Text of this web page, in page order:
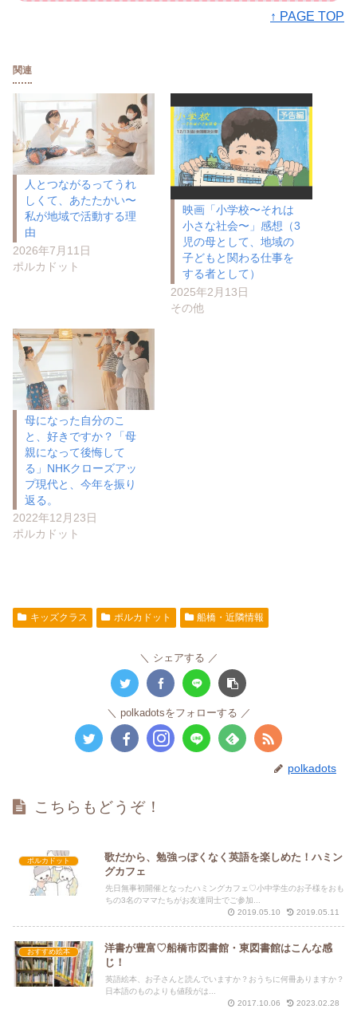
↑ PAGE TOP
関連
人とつながるってうれ
しくて、あたたかい〜
私が地域で活動する理
由
2026年7月11日
ポルカドット
映画「小学校〜それは
小さな社会〜」感想（3
児の母として、地域の
子どもと関わる仕事を
する者として）
2025年2月13日
その他
母になった自分のこ
と、好きですか？「母
親になって後悔して
る」NHKクローズアッ
プ現代と、今年を振り
返る。
2022年12月23日
ポルカドット
キッズクラス ポルカドット 船橋・近隣情報
シェアする
polkadotsをフォローする
polkadots
こちらもどうぞ！
ポルカドット
歌だから、勉強っぽくなく英語を楽しめた！ハミン
グカフェ
先日無事初開催となったハミングカフェ♡小中学生のお子様をおも
ちの3名のママたちがお友達同士でご参加...
2019.05.10
2019.05.11
おすすめ絵本
洋書が豊富♡船橋市図書館・東図書館はこんな感
じ！
英語絵本、お子さんと読んでいますか？おうちに何冊ありますか？
日本語のものよりも値段がは...
2017.10.06
2023.02.28